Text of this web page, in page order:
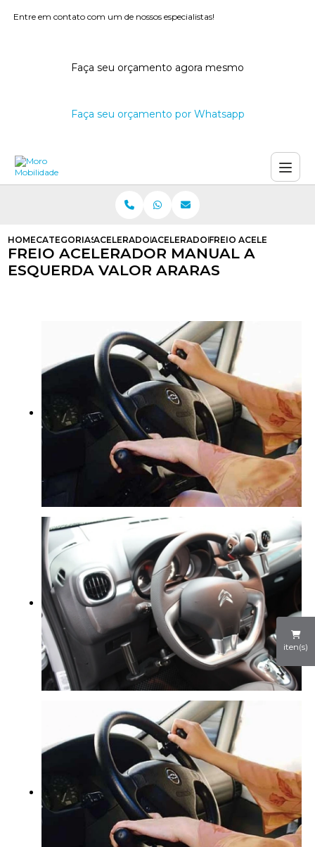
Entre em contato com um de nossos especialistas!
Faça seu orçamento agora mesmo
Faça seu orçamento por Whatsapp
iten(s)
HOMECATEGORIASACELERADORES E FREIOS MANUAIS
ACELERADOR E FREIO MANUAL
FREIO ACELERADOR
FREIO ACELERADOR MANUAL A
ESQUERDA VALOR ARARAS